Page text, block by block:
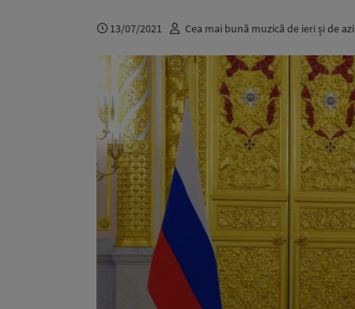
13/07/2021 Cea mai bună muzică de ieri și de azi